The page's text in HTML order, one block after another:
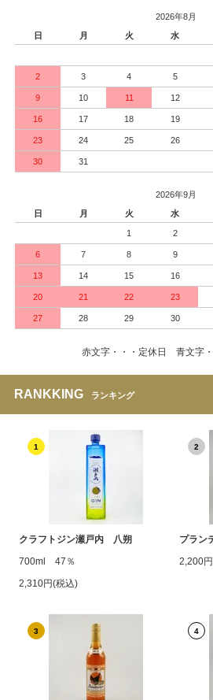
2026年8月
日
月 火 水
2 3 4 5
9 10 11 12
16 17 18 19
23 24 25 26
30 31
2026年9月
日
月 火 水
1 2
6 7 8 9
13 14 15 16
20 21 22 23
27 28 29 30
赤文字・・・定休日 青文字
RANKKING ランキング
1
クラフトジン瀬戸内 八朔
700ml 47％
2,310円(税込)
2
プラン
2,200
3 4